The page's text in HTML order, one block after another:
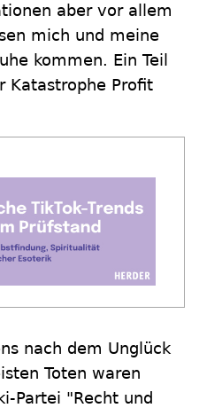
aber vor allem
mich und meine
kommen. Ein Teil
Katastrophe Profit
nach dem Unglück
Toten waren
Partei "Recht und